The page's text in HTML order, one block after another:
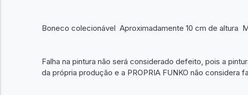
Boneco colecionável Aproximadamente 10 cm de altura
Falha na pintura não será considerado defeito, pois a
da própria produção e a PROPRIA FUNKO não considera